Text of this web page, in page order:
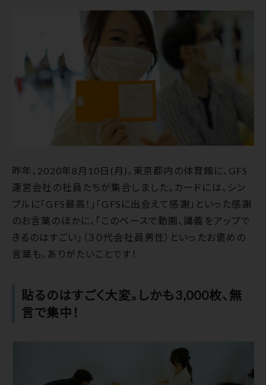
昨年、2020年8月10日(月)。東京都内の体育館に、GFS
運営会社の社員たちが集合しました。カードには、シン
プルに「GFS最高！」「GFSに出会えて感謝」といった感謝
のお言葉のほかに、「このペースで動画、講義をアップで
きるのはすごい」（３０代会社員男性）といったお褒めの
言葉も。ありがたいことです！
貼るのはすごく大変。しかも3,000枚、無
言で集中！